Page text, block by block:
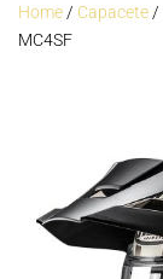
Home/ Capacete/
MC4SF